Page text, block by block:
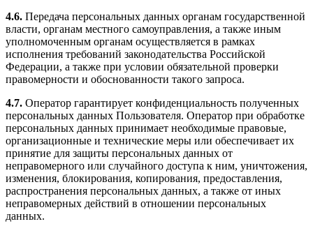
4.6. Передача персональных данных органам государственной
власти, органам местного самоуправления, а также иным
уполномоченным органам осуществляется в рамках
исполнения требований законодательства Российской
Федерации, а также при условии обязательной проверки
правомерности и обоснованности такого запроса.
4.7. Оператор гарантирует конфиденциальность полученных
персональных данных Пользователя. Оператор при обработке
персональных данных принимает необходимые правовые,
организационные и технические меры или обеспечивает их
принятие для защиты персональных данных от
неправомерного или случайного доступа к ним, уничтожения,
изменения, блокирования, копирования, предоставления,
распространения персональных данных, а также от иных
неправомерных действий в отношении персональных
данных.